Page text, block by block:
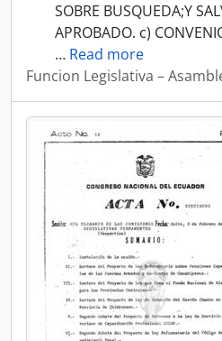
SOBRE BUSQUEDA;Y
APROBADO. c)
… Read more
Funcion Legislativa –